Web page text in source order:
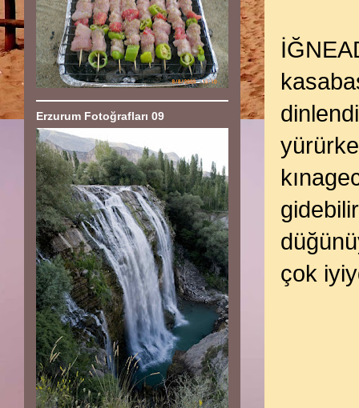
çok
Erzurum Fotoğrafları 09